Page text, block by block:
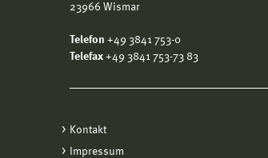
23966 Wismar
Telefon +49 3841 753-0
Telefax +49 3841 753-73 83
Kontakt
Impressum